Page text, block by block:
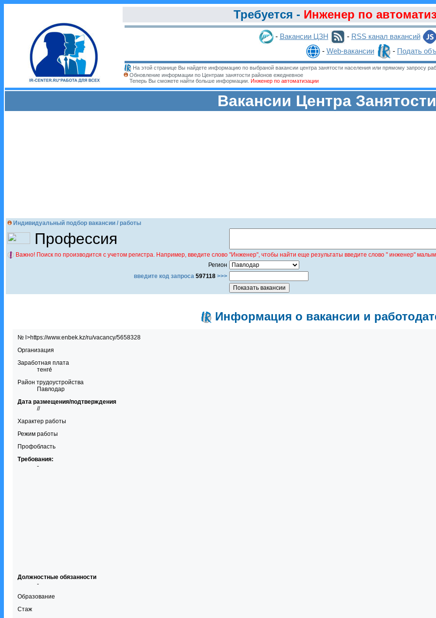
Требуется - Инженер по
- Вакансии ЦЗН - RSS канал вакансий
- Web-вакансии - Подать
На этой странице Вы найдете информацию по выбраной вакансии центра занятости населения или прямому запросу
Обновление информации по Центрам занятости районов ежедневное
Теперь Вы сможете найти больше информации. Инженер по автоматизации
Вакансии Центра Занятости
Индивидуальный подбор вакансии / работы
Профессия
Важно! Поиск по производится с учетом регистра. Например, введите слово "Инженер", чтобы найти еще результаты введите слово " инженер"
Регион
введите код запроса 597118 >>>
Информация о вакансии и
№ l>https://www.enbek.kz/ru/vacancy/5658328
Организация
Заработная плата
тенге́
Район трудоустройства
Павлодар
Дата размещения/подтверждения
//
Характер работы
Режим работы
Профобласть
Требования:
-
Должностные обязанности
-
Образование
Стаж